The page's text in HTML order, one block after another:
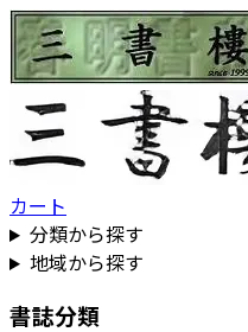
カート
分類から探す
地域から探す
書誌分類